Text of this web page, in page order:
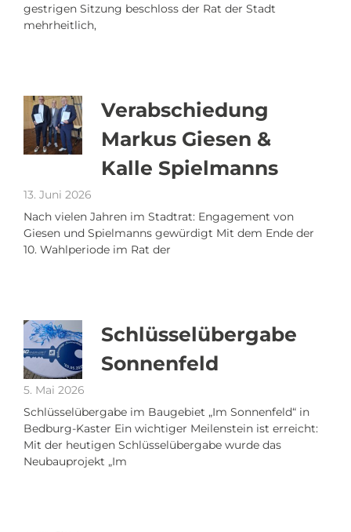
gestrigen Sitzung beschloss der Rat der Stadt
mehrheitlich,
Verabschiedung
Markus Giesen &
Kalle Spielmanns
13. Juni 2026
Nach vielen Jahren im Stadtrat: Engagement von
Giesen und Spielmanns gewürdigt Mit dem Ende der
10. Wahlperiode im Rat der
Schlüsselübergabe
Sonnenfeld
5. Mai 2026
Schlüsselübergabe im Baugebiet „Im Sonnenfeld“ in
Bedburg-Kaster Ein wichtiger Meilenstein ist erreicht:
Mit der heutigen Schlüsselübergabe wurde das
Neubauprojekt „Im